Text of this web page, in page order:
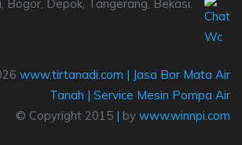
Bogor, Depok, Tangerang, Bekasi.
www.tirtanadi.com | Jasa Bor Mata Air
Tanah | Service Mesin Pompa Air
© Copyright 2015 | by www.winnpi.com